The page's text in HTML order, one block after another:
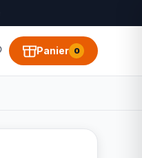
Panier 0